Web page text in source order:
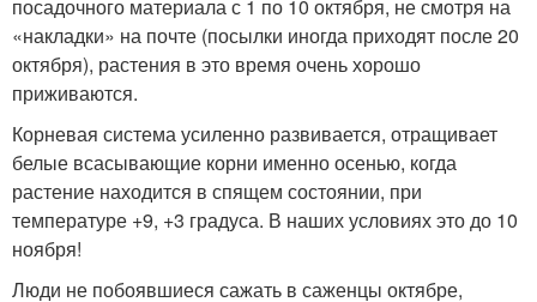
посадочного материала с 1 по 10 октября, не смотря на
«накладки» на почте (посылки иногда приходят после 20
октября), растения в это время очень хорошо
приживаются.
Корневая система усиленно развивается, отращивает
белые всасывающие корни именно осенью, когда
растение находится в спящем состоянии, при
температуре +9, +3 градуса. В наших условиях это до 10
ноября!
Люди не побоявшиеся сажать в саженцы октябре,